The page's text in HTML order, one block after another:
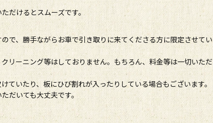
だけるとスムーズです。
で、勝手ながらお車で引き取りに来てくださる方に限定させてい
リーニング等はしておりません。もちろん、料金等は一切いただ
ていたり、板にひび割れが入ったりしている場合もございます。
だいても大丈夫です。